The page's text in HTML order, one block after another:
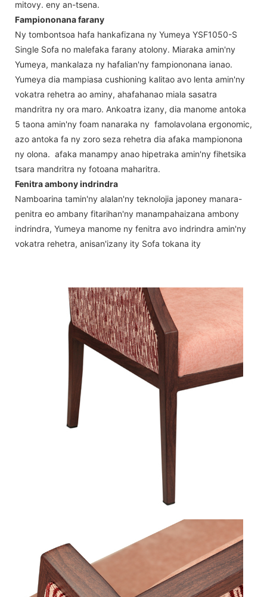
mitovy. eny an-tsena.
Fampiononana farany
Ny tombontsoa hafa hankafizana ny Yumeya YSF1050-S
Single Sofa no malefaka farany atolony. Miaraka amin'ny
Yumeya, mankalaza ny hafalian'ny fampiononana ianao.
Yumeya dia mampiasa cushioning kalitao avo lenta amin'ny
vokatra rehetra ao aminy, ahafahanao miala sasatra
mandritra ny ora maro. Ankoatra izany, dia manome antoka
5 taona amin'ny foam nanaraka ny famolavolana ergonomic,
azo antoka fa ny zoro seza rehetra dia afaka mampionona
ny olona. afaka manampy anao hipetraka amin'ny fihetsika
tsara mandritra ny fotoana maharitra.
Fenitra ambony indrindra
Namboarina tamin'ny alalan'ny teknolojia japoney manara-
penitra eo ambany fitarihan'ny manampahaizana ambony
indrindra, Yumeya manome ny fenitra avo indrindra amin'ny
vokatra rehetra, anisan'izany ity Sofa tokana ity